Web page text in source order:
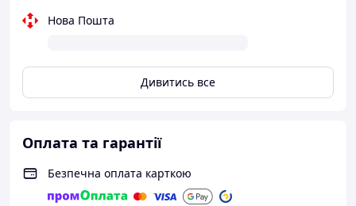
Якісне взуття від
виробника
Дуже легкі та зручні
Колір:чорний.
Матеріал верху:текстиль/сітка.
Матеріал середини: текстиль та піно-
Нова Пошта
Дивитись все
Оплата та гарантії
Безпечна оплата карткою